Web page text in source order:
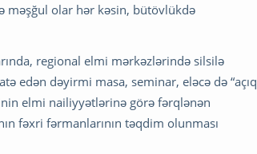
məşğul olar hər kəsin, bütövlükdə
regional elmi mərkəzlərində silsilə
edən dəyirmi masa, seminar, eləcə də “açıq
elmi nailiyyətlərinə görə fərqlənən
fəxri fərmanlarının təqdim olunması